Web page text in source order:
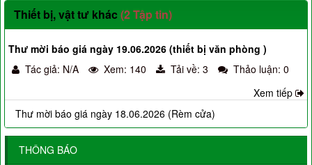
Thiết bị, vật tư khác (2 Tập tin)
Thư mời báo giá ngày 19.06.2026 (thiết bị văn phòng )
Tác giả: N/A
Xem: 140 Tải về: 3
Thảo luận: 0
Xem tiếp
Thư mời báo giá ngày 18.06.2026 (Rèm cửa)
THÔNG BÁO